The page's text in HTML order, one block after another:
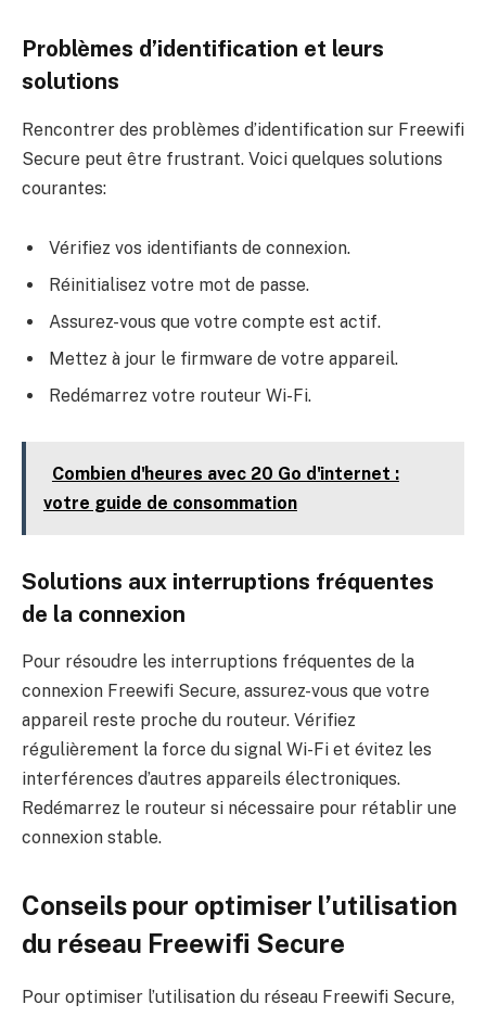
Problèmes d’identification et leurs
solutions
Rencontrer des problèmes d’identification sur Freewifi
Secure peut être frustrant. Voici quelques solutions
courantes:
Vérifiez vos identifiants de connexion.
Réinitialisez votre mot de passe.
Assurez-vous que votre compte est actif.
Mettez à jour le firmware de votre appareil.
Redémarrez votre routeur Wi-Fi.
Combien d'heures avec 20 Go d'internet :
votre guide de consommation
Solutions aux interruptions fréquentes
de la connexion
Pour résoudre les interruptions fréquentes de la
connexion Freewifi Secure, assurez-vous que votre
appareil reste proche du routeur. Vérifiez
régulièrement la force du signal Wi-Fi et évitez les
interférences d’autres appareils électroniques.
Redémarrez le routeur si nécessaire pour rétablir une
connexion stable.
Conseils pour optimiser l’utilisation
du réseau Freewifi Secure
Pour optimiser l’utilisation du réseau Freewifi Secure,